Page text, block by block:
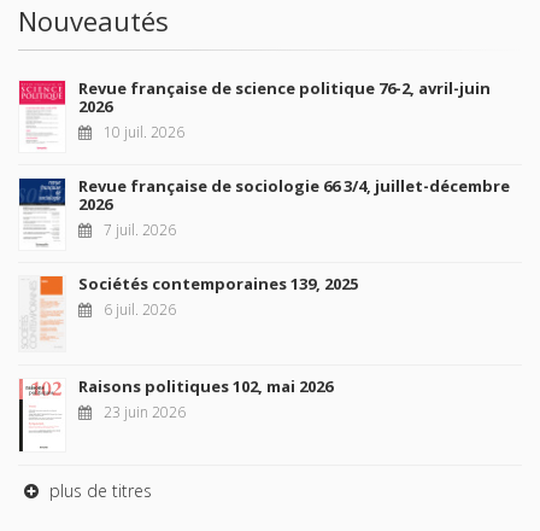
Nouveautés
Revue française de science politique 76-2, avril-juin
2026
10 juil. 2026
Revue française de sociologie 66 3/4, juillet-décembre
2026
7 juil. 2026
Sociétés contemporaines 139, 2025
6 juil. 2026
Raisons politiques 102, mai 2026
23 juin 2026
plus de titres